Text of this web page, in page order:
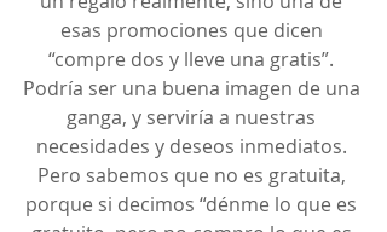
esas promociones que dicen
“compre dos y lleve una gratis”.
Podría ser una buena imagen de una
ganga, y serviría a nuestras
necesidades y deseos inmediatos.
Pero sabemos que no es gratuita,
porque si decimos “dénme lo que es